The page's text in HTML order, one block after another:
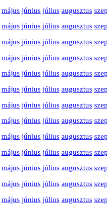
május június július augusztus
május június július augusztus
május június július augusztus
május június július augusztus
május június július augusztus
május június július augusztus
május június július augusztus
május június július augusztus
május június július augusztus
május június július augusztus
május június július augusztus
május június július augusztus
május június július augusztus